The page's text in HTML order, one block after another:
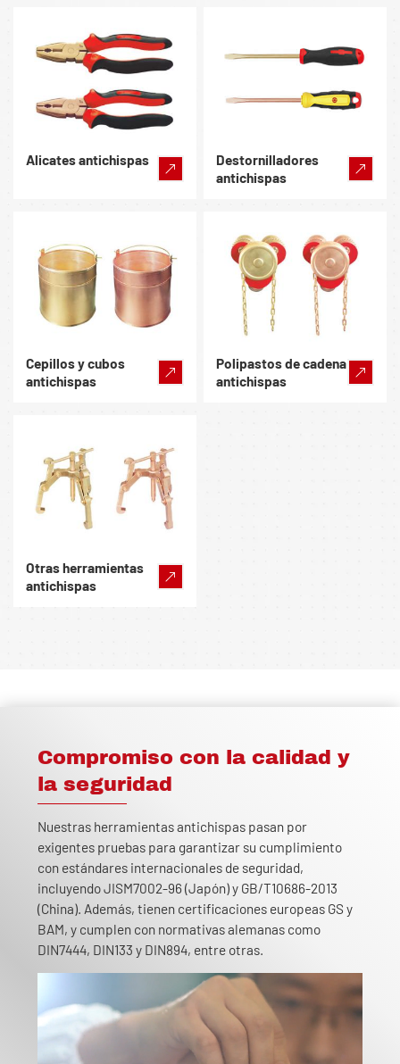
Alicates antichispas
Destornilladores
antichispas
Cepillos y cubos
antichispas
Polipastos de cadena
antichispas
Otras herramientas
antichispas
Compromiso con la calidad y
la seguridad
Nuestras herramientas antichispas pasan por
exigentes pruebas para garantizar su cumplimiento
con estándares internacionales de seguridad,
incluyendo JISM7002-96 (Japón) y GB/T10686-2013
(China). Además, tienen certificaciones europeas GS y
BAM, y cumplen con normativas alemanas como
DIN7444, DIN133 y DIN894, entre otras.